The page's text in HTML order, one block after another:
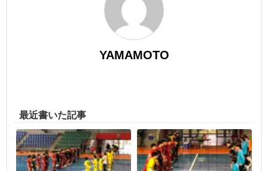
YAMAMOTO
最近書いた記事